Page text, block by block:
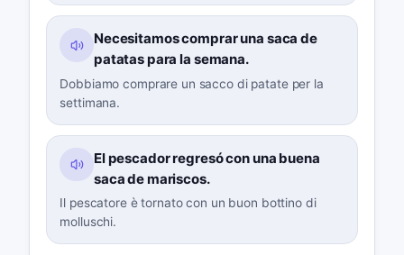
Necesitamos comprar una saca de
patatas para la semana.
Dobbiamo comprare un sacco di patate per la
settimana.
El pescador regresó con una buena
saca de mariscos.
Il pescatore è tornato con un buon bottino di
molluschi.